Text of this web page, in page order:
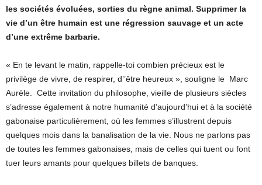
les sociétés évoluées, sorties du règne animal. Supprimer la
vie d’un être humain est une régression sauvage et un acte
d’une extrême barbarie.
« En te levant le matin, rappelle-toi combien précieux est le
privilège de vivre, de respirer, d’’être heureux », souligne le Marc
Aurèle. Cette invitation du philosophe, vieille de plusieurs siècles
s’adresse également à notre humanité d’aujourd’hui et à la société
gabonaise particulièrement, où les femmes s’illustrent depuis
quelques mois dans la banalisation de la vie. Nous ne parlons pas
de toutes les femmes gabonaises, mais de celles qui tuent ou font
tuer leurs amants pour quelques billets de banques.